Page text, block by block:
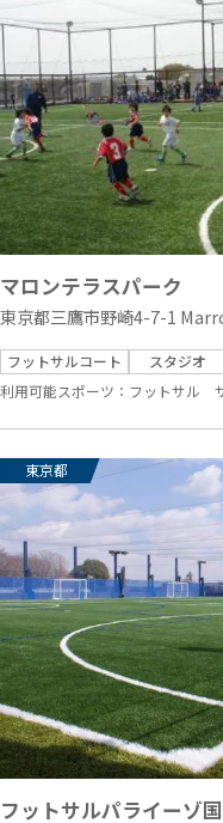
マロンテラスパーク
東京都三鷹市野崎4-7-1
フットサルコート スタジオ
利用可能スポーツ： フットサル
東京都
フットサルパライーゾ